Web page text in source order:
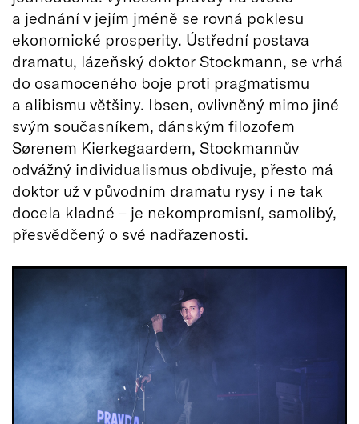
a jednání v jejím jméně se rovná poklesu
ekonomické prosperity. Ústřední postava
dramatu, lázeňský doktor Stockmann, se vrhá
do osamoceného boje proti pragmatismu
a alibismu většiny. Ibsen, ovlivněný mimo jiné
svým současníkem, dánským filozofem
Sørenem Kierkegaardem, Stockmannův
odvážný individualismus obdivuje, přesto má
doktor už v původním dramatu rysy i ne tak
docela kladné – je nekompromisní, samolibý,
přesvědčený o své nadřazenosti.